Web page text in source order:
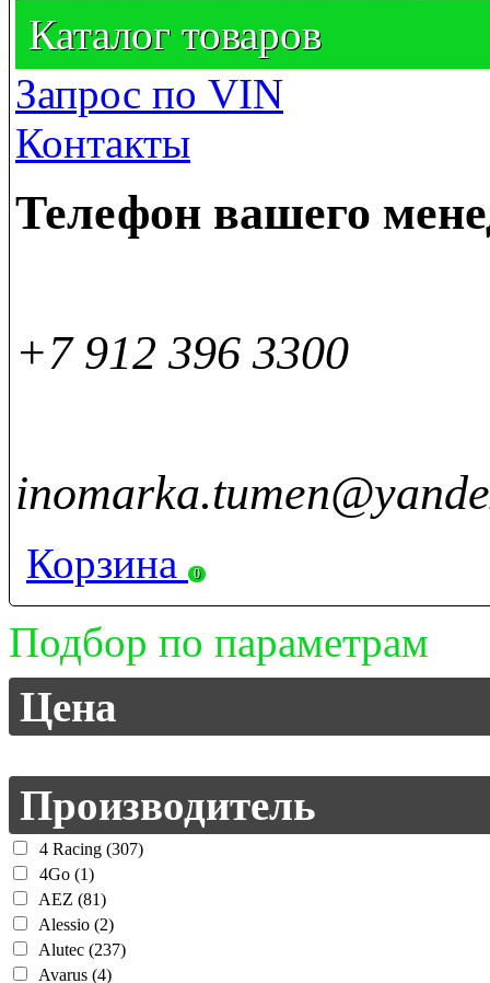
Каталог товаров
Запрос по VIN
Контакты
Телефон вашего
+7 912 396 3300
Корзина 0
Подбор по параметрам
Цена
Производитель
4 Racing (307)
4Go (1)
AEZ (81)
Alessio (2)
Alutec (237)
Avarus (4)